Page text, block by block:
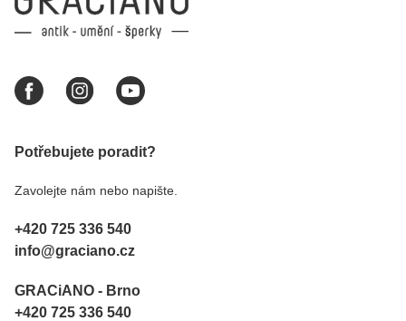
Potřebujete poradit?
Zavolejte nám nebo napište.
+420 725 336 540
info@graciano.cz
GRACiANO - Brno
+420 725 336 540